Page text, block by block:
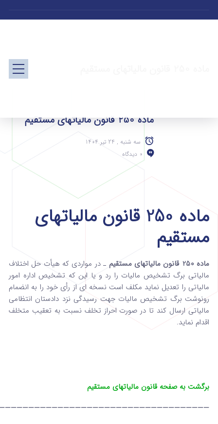
ماده 250 قانون مالیاتهای مستقیم
سه شنبه , 24 تیر 1404
0 دیدگاه
ماده 250 قانون مالیاتهای
مستقیم
ماده 250 قانون مالیاتهای مستقیم
ـ در مواردی که هیأت حل اختلاف
مالیاتی برگ ‌تشخیص مالیات را رد و یا این که تشخیص اداره امور
مالیاتی را تعدیل نماید مکلف است نسخه‌ ای از رأی خود را به انضمام
‌رونوشت برگ تشخیص مالیات جهت رسیدگی نزد دادستان ‌انتظامی
مالیاتی ارسال کند تا در صورت احراز تخلف نسبت به‌ تعقیب متخلف
اقدام نماید.
برگشت به صفحه قانون مالیاتهای مستقیم